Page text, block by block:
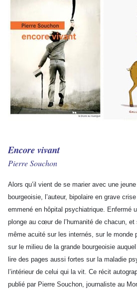
Encore vivant
Pierre Souchon
Alors qu’il vient de se marier avec une
bourgeoisie, l’auteur, bipolaire en grave
emmené en hôpital psychiatrique. Enfermé
plonge au cœur de l’humanité de chacun,
même acuité sur les internés, sur le monde
sur le milieu de la grande bourgeoisie
lire des pages aussi fortes sur la maladie
l’intérieur de celui qui la vit. Ce récit
publié par Pierre Souchon, journaliste au